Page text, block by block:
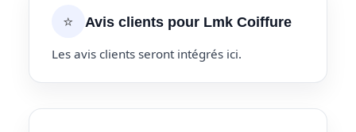
⭐ Avis clients pour Lmk Coiffure
Les avis clients seront intégrés ici.